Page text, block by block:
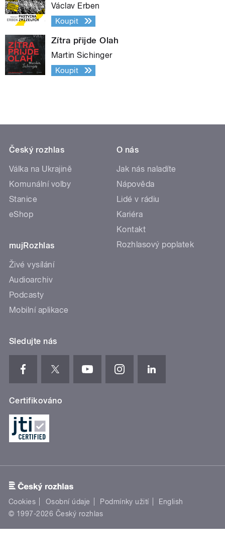
Václav Erben
Koupit
Zítra přijde Olah
Martin Sichinger
Koupit
Český rozhlas
Válka na Ukrajině
Komunální volby
Stanice
eShop
mujRozhlas
Živé vysílání
Audioarchiv
Podcasty
Mobilní aplikace
O nás
Jak nás naladíte
Nápověda
Lidé v rádiu
Kariéra
Kontakt
Rozhlasový poplatek
Sledujte nás
Certifikováno
Cookies Osobní údaje Podmínky užití
English
© 1997-2026 Český rozhlas